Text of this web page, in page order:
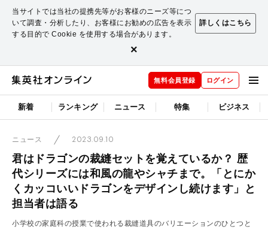
当サイトでは当社の提携先等がお客様のニーズ等につ
いて調査・分析したり、お客様にお勧めの広告を表示
する目的で Cookie を使用する場合があります。
詳しくはこちら
×
無料会員登録 ログイン
新着 ランキング ニュース 特集 ビジネス
ニュース 2023.09.10
君はドラゴンの裁縫セットを覚えているか？ 歴
代シリーズには和風の龍やシャチまで。「とにか
くカッコいいドラゴンをデザインし続けます」と
担当者は語る
小学校の家庭科の授業で使われる裁縫道具のバリエーションのひとつと